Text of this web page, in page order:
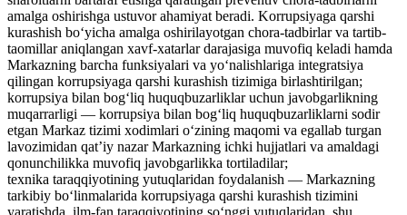
amalga oshirishga ustuvor ahamiyat beradi. Korrupsiyaga qarshi
kurashish bo‘yicha amalga oshirilayotgan chora-tadbirlar va tartib-
taomillar aniqlangan xavf-xatarlar darajasiga muvofiq keladi hamda
Markazning barcha funksiyalari va yo‘nalishlariga integratsiya
qilingan korrupsiyaga qarshi kurashish tizimiga birlashtirilgan;
korrupsiya bilan bog‘liq huquqbuzarliklar uchun javobgarlikning
muqarrarligi — korrupsiya bilan bog‘liq huquqbuzarliklarni sodir
etgan Markaz tizimi xodimlari o‘zining maqomi va egallab turgan
lavozimidan qat’iy nazar Markazning ichki hujjatlari va amaldagi
qonunchilikka muvofiq javobgarlikka tortiladilar;
texnika taraqqiyotining yutuqlaridan foydalanish — Markazning
tarkibiy bo‘linmalarida korrupsiyaga qarshi kurashish tizimini